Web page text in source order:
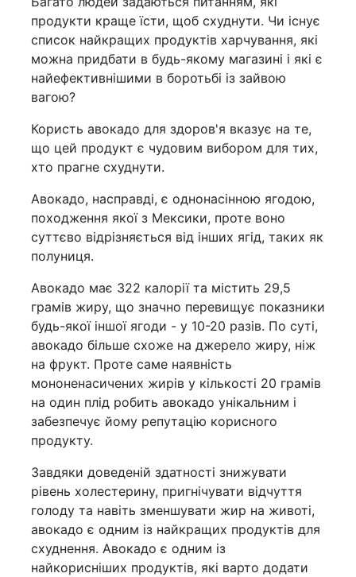
продукти краще їсти, щоб схуднути. Чи існує
список найкращих продуктів харчування, які
можна придбати в будь-якому магазині і які є
найефективнішими в боротьбі із зайвою
вагою?
Користь авокадо для здоров'я вказує на те,
що цей продукт є чудовим вибором для тих,
хто прагне схуднути.
Авокадо, насправді, є однонасінною ягодою,
походження якої з Мексики, проте воно
суттєво відрізняється від інших ягід, таких як
полуниця.
Авокадо має 322 калорії та містить 29,5
грамів жиру, що значно перевищує показники
будь-якої іншої ягоди - у 10-20 разів. По суті,
авокадо більше схоже на джерело жиру, ніж
на фрукт. Проте саме наявність
мононенасичених жирів у кількості 20 грамів
на один плід робить авокадо унікальним і
забезпечує йому репутацію корисного
продукту.
Завдяки доведеній здатності знижувати
рівень холестерину, пригнічувати відчуття
голоду та навіть зменшувати жир на животі,
авокадо є одним із найкращих продуктів для
схуднення. Авокадо є одним із
найкорисніших продуктів, які варто додати